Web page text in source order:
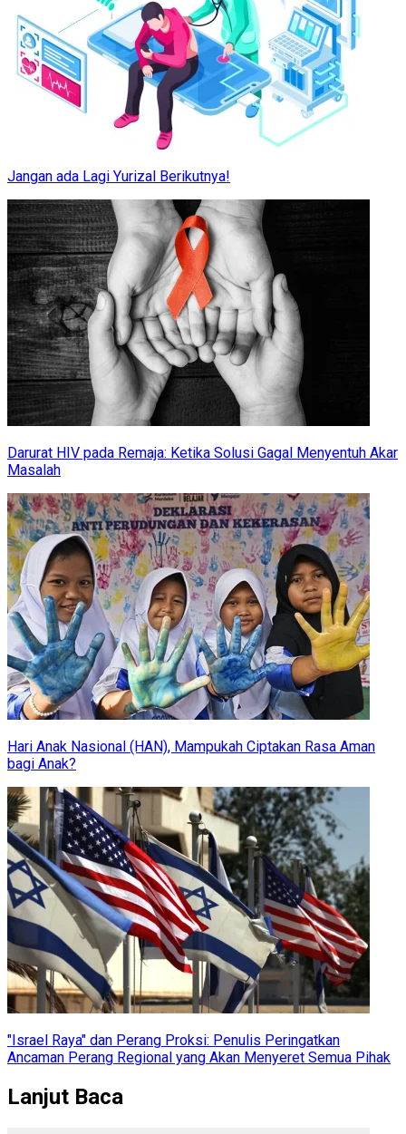
Jangan ada Lagi Yurizal Berikutnya!
Darurat HIV pada Remaja: Ketika Solusi Gagal Menyentuh Akar
Masalah
Hari Anak Nasional (HAN), Mampukah Ciptakan Rasa Aman
bagi Anak?
"Israel Raya" dan Perang Proksi: Penulis Peringatkan
Ancaman Perang Regional yang Akan Menyeret Semua Pihak
Lanjut Baca